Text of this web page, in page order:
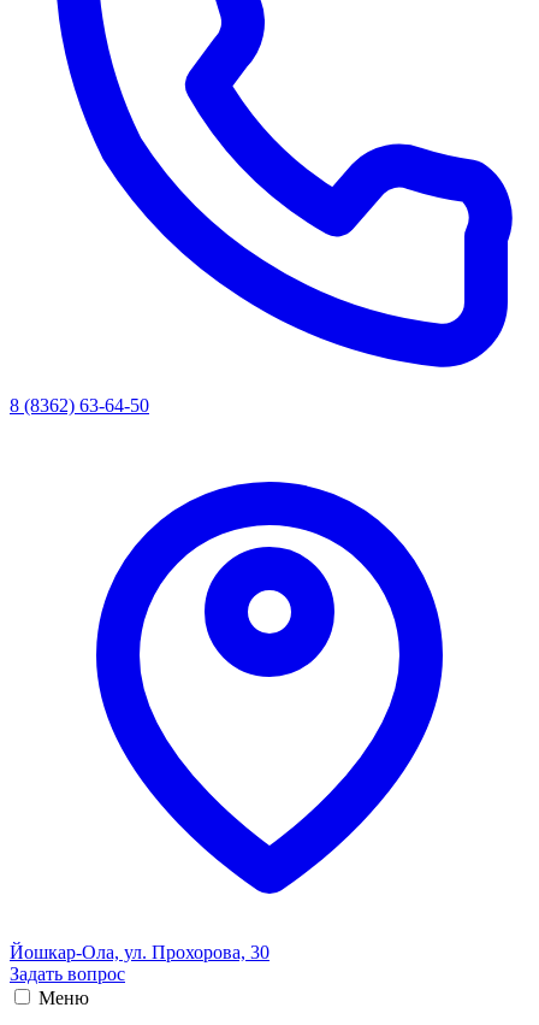
8 (8362) 63-64-50
Йошкар-Ола, ул. Прохорова, 30
Задать вопрос
Меню